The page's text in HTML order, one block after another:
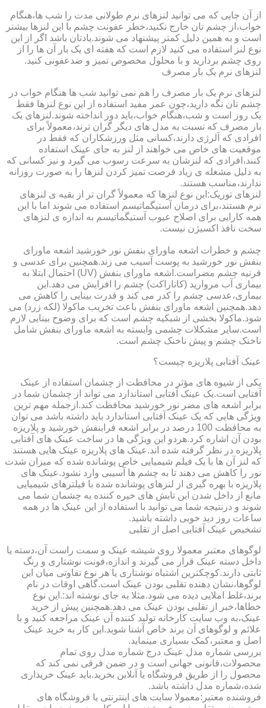
از آن جایی که می توانید لنزهای نرم طولانی مدت را شب ها،هنگام
خواب،از چشم تان خارج نکنید،خطر عفونت چشم با این لنزها بیشتر
است و به همین دلیل کمتر پیشنهاد می شوند.یادتان باشد اگر از این
نوع لنز استفاده می کنید لازم است که هفته ای یک بار آن ها را از
روی چشم بردارید و با محلول مخصوص تمیز و ضدعفونی کنید.
لنزهای نرم یک بار مصرف
لنزهای نرم یک بار مصرف را هم نمی توانید شب ها هنگام خواب در
چشم تان نگه دارید،چون عمر مفید استفاده از این نوع لنزها فقط
یک روز است و شب،هنگام خواب،باید دور انداخته شوند.لنزهای یک
بار مصرف که نسبت به مدل های دیگر گران ترند،معمولاً برای
افرادی که آلرژی دارند،کسانی مثل ورزشکاران که فقط در
موقعیت های خاص می خواهند از لنز به جای عینک استفاده
کنند،افرادی که لنزشان به سرعت رسوب می گیرد و نیز کسانی که
به دلیل مشغله ی زیاد فرصت تمیز کردن لنزها را به صورت روزانه
ندارند،مناسب هستند.
لنزهای توریک:این نوع لنزها که معمولاً گران تر از بقیه ی لنزهای
نرم هستند،برای درمان آستیگماتیسم استفاده می شوند اما با این
همه کارایی برای اصلاح عیوب آستیگماتیسم به اندازه ی لنزهای
سخت نافذ اکسیژن نیست.
چشم و خطرات اشعه ماورای بنفش نور خورشید اشعه ماورای
بنفش نور خورشید به پوست آسیب می زند.همچنین برای عدسی و
قرنیه چشم مضراست.اشعه ماورای بنفش (UV) احتمال ابتلا به
بیماری آب مروارید (کاتاراکت) چشم را افزایش می دهد.این
بیماری،عدسی چشم را کدر می کند و قدرت بینایی را کاهش می
دهد.همچنین اشعه ماورای بنفش باعث تخریب ماکولا (لکه زرد) می
شود.ماکولا بخشی از شبکیه چشم است که برای وضوح بینایی لازم
است.سایر مشکلات چشمی وابسته به اشعه ماورای بنفش شامل
ناخنک چشم و پیش ناخنک چشم است.
عینک آفتابی پلاریزه چیست؟
یکی از شیوه های مؤثر در محافظت از چشمان استفاده از عینک
آفتابی است.یک عینک آفتابی استاندارد می تواند از چشمان شما در
برابر اشعه های مضر نور خورشید محافظت کند.ازجمله مهم ترین
ویژگی هایی که یک عینک آفتابی استاندارد باید داشته باشد می توان
به محافظت 100 درصد در برابر اشعه فرابنفش خورشید و پلاریزه
بودن آن اشاره کرد.هردو این ویژگی ها در ساخت عینک های آفتابی
پلاریزه در نظر گرفته شده اند.عینک های پلاریزه عینک هایی هستند
که لنز آن ها با یک فیلم شیمیایی خاص پوشانده شده که میزان شدت
نور را کاهش می دهند تا به چشم ها آسیبی وارد نشود.عینک های
پلاریزه با بهره گیری از لنزهای پوشانده شده با فیلترهای شیمیایی
مانع از داخل شدن این تابش های خیره کننده به چشمان شما می
شوند و درنتیجه شما می توانید با استفاده از این عینک ها در همه
ساعات روز دید خوبی داشته باشید.
تشخیص عینک آفتابی اصل از تقلبی
لوگوهای معتبر معمولا روی شیشه عینک و سمت راست آن،دسته یا
داخل دسته عینک قرار می گیرند و اندازه،فونت نوشتاری و رنگ
ثابتی دارند.کوچکترین اشتباه نوشتاری یا هر نوع تفاوتی میان این
لوگوها،نشان دهنده تقلبی بودن عینک است.گاهی اوقات در نام
برند،غلط املایی دیده می شود.مثلا به جای نوشته اند:.این نوع
خطاها،خبر از تقلبی بودن عینک می دهد.همچنین پیش از خرید
عینک،به وب سایت کارخانه تولید کننده آن عینک مراجعه کنید و با
علائم و لوگوهای آن برند خاص آشنا شوید.این کار به خرید عینک
اصل و معتبر،کمک بسیاری مینماید.
بررسی شماره مدل عینک درج شماره مدل روی تمام
محصولات،قانونی جهانی است و در ضمن فرقی نمی کند که
محصول را از طریق فروشگاه یا آنلاین بخرید.باید عینک خریداری
شده،شماره مدل داشته باشد.
فروشنده معتبر:معمولا سایت های اینترنتی یا فروشگاه های